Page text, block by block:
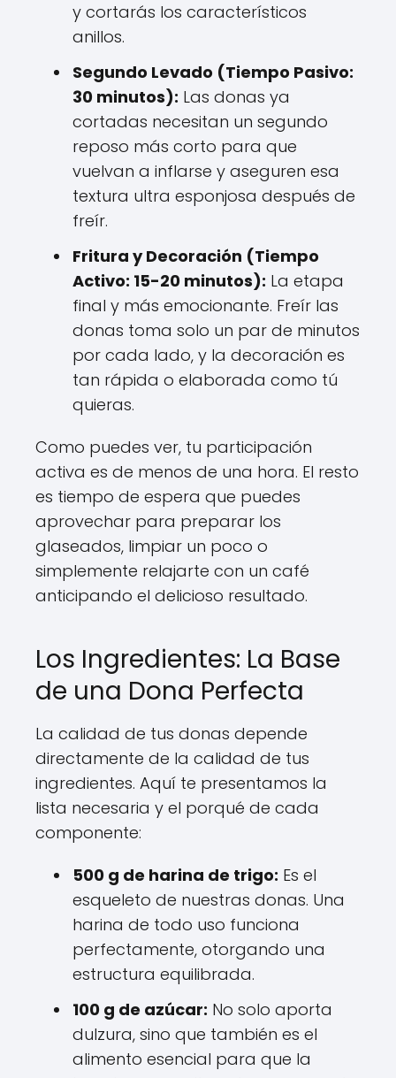
y cortarás los característicos
anillos.
Segundo Levado (Tiempo Pasivo:
30 minutos): Las donas ya
cortadas necesitan un segundo
reposo más corto para que
vuelvan a inflarse y aseguren esa
textura ultra esponjosa después de
freír.
Fritura y Decoración (Tiempo
Activo: 15-20 minutos): La etapa
final y más emocionante. Freír las
donas toma solo un par de minutos
por cada lado, y la decoración es
tan rápida o elaborada como tú
quieras.
Como puedes ver, tu participación
activa es de menos de una hora. El resto
es tiempo de espera que puedes
aprovechar para preparar los
glaseados, limpiar un poco o
simplemente relajarte con un café
anticipando el delicioso resultado.
Los Ingredientes: La Base
de una Dona Perfecta
La calidad de tus donas depende
directamente de la calidad de tus
ingredientes. Aquí te presentamos la
lista necesaria y el porqué de cada
componente:
500 g de harina de trigo: Es el
esqueleto de nuestras donas. Una
harina de todo uso funciona
perfectamente, otorgando una
estructura equilibrada.
100 g de azúcar: No solo aporta
dulzura, sino que también es el
alimento esencial para que la